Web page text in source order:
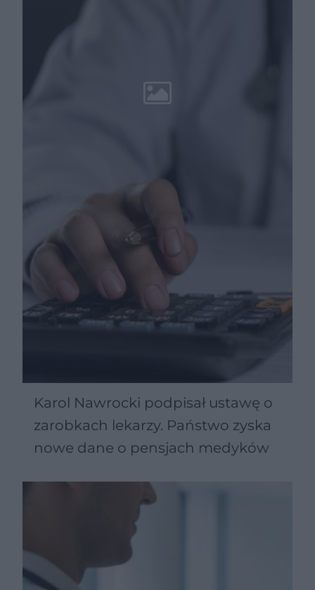
Karol Nawrocki podpisał ustawę o
zarobkach lekarzy. Państwo zyska
nowe dane o pensjach medyków